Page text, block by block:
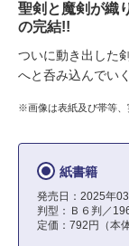
聖剣と魔剣が織
の完結!!
ついに動き出した
へと呑み込んでい
※画像は表紙及び帯等、
紙書籍
発売日：2025年
判型：Ｂ６判／
定価：792円（本